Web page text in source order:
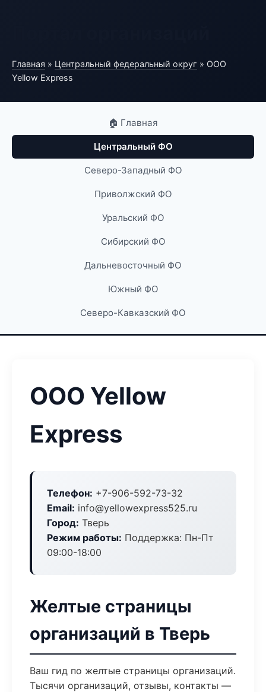
Главная » Центральный федеральный округ » ООО
Yellow Express
🏠 Главная
Центральный ФО
Северо-Западный ФО
Приволжский ФО
Уральский ФО
Сибирский ФО
Дальневосточный ФО
Южный ФО
Северо-Кавказский ФО
ООО Yellow
Express
Телефон: +7-906-592-73-32
Email: info@yellowexpress525.ru
Город: Тверь
Режим работы: Поддержка: Пн-Пт
09:00-18:00
Желтые страницы
организаций в Тверь
Ваш гид по желтые страницы организаций.
Тысячи организаций, отзывы, контакты —